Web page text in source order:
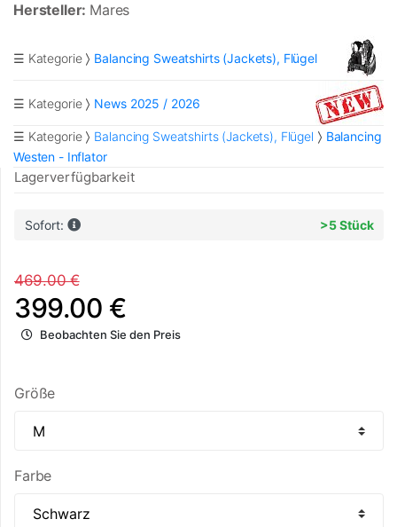
Hersteller: Mares
☰ Kategorie Balancing Sweatshirts (Jackets), Flügel
☰ Kategorie News 2025 / 2026
☰ Kategorie Balancing Sweatshirts (Jackets), Flügel
Balancing
Westen - Inflator
Lagerverfügbarkeit
Sofort: >5 Stück
469.00 €
399.00 €
Beobachten Sie den Preis
Größe
Farbe